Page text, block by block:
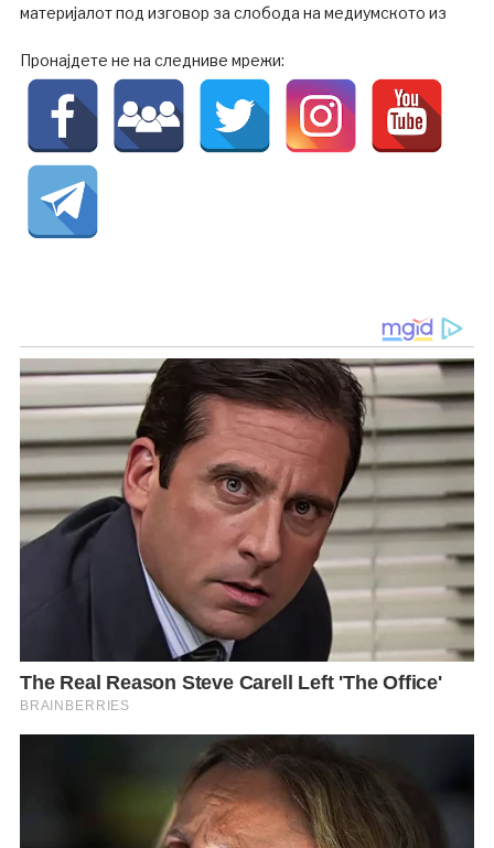
материјалот под изговор за слобода на медиумското из
Пронајдете не на следниве мрежи: